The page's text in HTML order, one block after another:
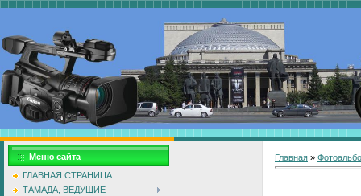
Меню сайта
ГЛАВНАЯ СТРАНИЦА
ТАМАДА, ВЕДУЩИЕ
Главная »